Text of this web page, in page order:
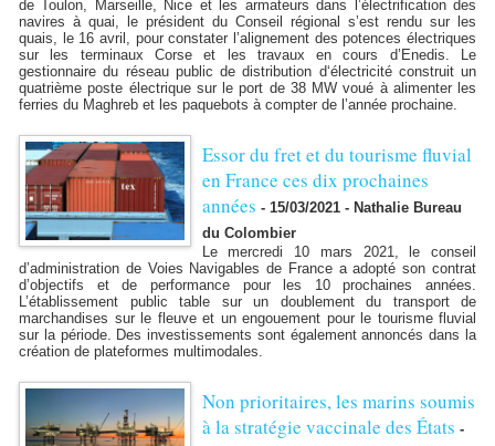
de Toulon, Marseille, Nice et les armateurs dans l’électrification des
navires à quai, le président du Conseil régional s’est rendu sur les
quais, le 16 avril, pour constater l’alignement des potences électriques
sur les terminaux Corse et les travaux en cours d’Enedis. Le
gestionnaire du réseau public de distribution d‘électricité construit un
quatrième poste électrique sur le port de 38 MW voué à alimenter les
ferries du Maghreb et les paquebots à compter de l’année prochaine.
​Essor du fret et du tourisme fluvial
en France ces dix prochaines
années - 15/03/2021 - Nathalie Bureau
du Colombier
Le mercredi 10 mars 2021, le conseil
d’administration de Voies Navigables de France a adopté son contrat
d’objectifs et de performance pour les 10 prochaines années.
L’établissement public table sur un doublement du transport de
marchandises sur le fleuve et un engouement pour le tourisme fluvial
sur la période. Des investissements sont également annoncés dans la
création de plateformes multimodales.
​Non prioritaires, les marins soumis
à la stratégie vaccinale des États -